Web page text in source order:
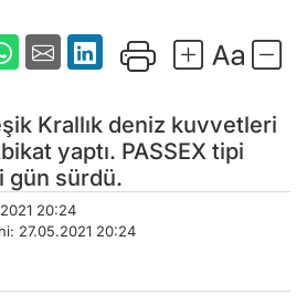
Krallık deniz kuvvetleri
yaptı. PASSEX tipi
gün sürdü.
20:24
27.05.2021 20:24